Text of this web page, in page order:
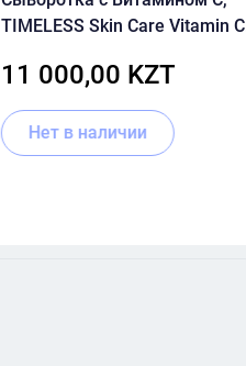
TIMELESS Skin Care Vitamin C
11 000,00 KZT
Нет в наличии